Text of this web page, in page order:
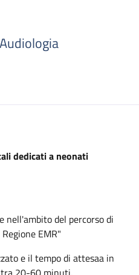
dedicati a neonati
nell'ambito del percorso di
EMR"
e il tempo di attesaa in